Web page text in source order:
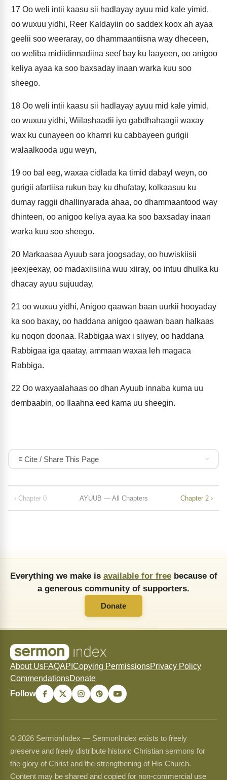
17 Oo weli intii kaasu sii hadlayay ayuu mid kale yimid,
oo wuxuu yidhi, Reer Kaldayiin oo saddex koox ah ayaa
geelii soo weeraray, oo dhammaantiisna way dheceen,
oo weliba midiidinnadiina seef bay ku laayeen, oo anigoo
keliya ayaa ka soo baxsaday inaan warka kuu soo
sheego.
18 Oo weli intii kaasu sii hadlayay ayuu mid kale yimid,
oo wuxuu yidhi, Wiilashaadii iyo gabdhahaagii waxay
wax ku cunayeen oo khamri ku cabbayeen gurigii
walaalkooda ugu weyn,
19 oo bal eeg, waxaa cidlada ka timid dabayl weyn, oo
gurigii afartiisa rukun bay ku dhufatay, kolkaasuu ku
dumay raggii dhallinyarada ahaa, oo dhammaantood way
dhinteen, oo anigoo keliya ayaa ka soo baxsaday inaan
warka kuu soo sheego.
20 Markaasaa Ayuub sara joogsaday, oo huwiskiisii
jeexjeexay, oo madaxiisiina wuu xiiray, oo intuu dhulka ku
dhacay ayuu sujuuday,
21 oo wuxuu yidhi, Anigoo qaawan baan uurkii hooyaday
ka soo baxay, oo haddana anigoo qaawan baan halkaas
ku noqon doonaa. Rabbigaa wax i siiyey, oo haddana
Rabbigaa iga qaatay, ammaan waxaa leh magaca
Rabbiga.
22 Oo waxyaalahaas oo dhan Ayuub innaba kuma uu
dembaabin, oo Ilaahna eed kama uu sheegin.
Cite / Share This Page
‹ Chapter 0 AYUUB — All Chapters Chapter 2 ›
Everything we make is available for freebecause of
a generous community of supporters.
Donate
About UsFAQAPI Copying PermissionsPrivacy Policy
CommendationsDonate
Follow
© 2026 SermonIndex — SermonIndex exists to freely
preserve and freely distribute historic Christian sermons for
the glory of Christ and the strengthening of His Church.
Content may be shared and copied for non-commercial use